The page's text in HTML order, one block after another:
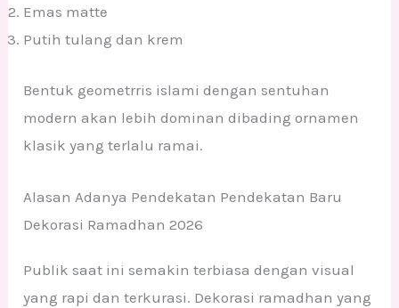
Emas matte
Putih tulang dan krem
Bentuk geometrris islami dengan sentuhan
modern akan lebih dominan dibading ornamen
klasik yang terlalu ramai.
Alasan Adanya Pendekatan Pendekatan Baru
Dekorasi Ramadhan 2026
Publik saat ini semakin terbiasa dengan visual
yang rapi dan terkurasi. Dekorasi ramadhan yang